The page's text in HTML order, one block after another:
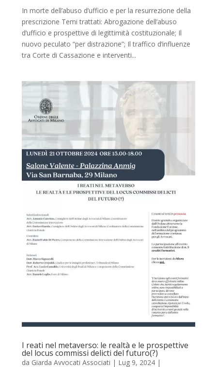
In morte dell’abuso d’ufficio e per la resurrezione della
prescrizione Temi trattati: Abrogazione dell’abuso
d’ufficio e prospettive di legittimità costituzionale; Il
nuovo peculato “per distrazione”; Il traffico d’influenze
tra Corte di Cassazione e interventi...
I reati nel metaverso: le realtà e le prospettive
del locus commissi delicti del futuro(?)
da Giarda Avvocati Associati | Lug 9, 2024|